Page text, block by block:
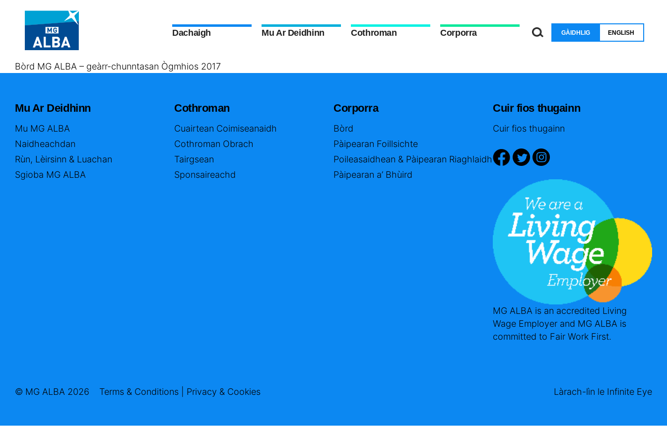
Dachaigh Mu Ar Deidhinn Cothroman Corporra GÀIDHLIG ENGLISH
Bòrd MG ALBA – geàrr-chunntasan Ògmhios 2017
Mu Ar Deidhinn
Mu MG ALBA
Naidheachdan
Rùn, Lèirsinn & Luachan
Sgioba MG ALBA
Cothroman
Cuairtean Coimiseanaidh
Cothroman Obrach
Tairgsean
Sponsaireachd
Corporra
Bòrd
Pàipearan Foillsichte
Poileasaidhean & Pàipearan Riaghlaidh
Pàipearan a’ Bhùird
Cuir fios thugainn
Cuir fios thugainn
MG ALBA is an accredited Living
Wage Employer and MG ALBA is
committed to Fair Work First.
© MG ALBA 2026 Terms & Conditions Privacy & Cookies Làrach-lìn le Infinite Eye